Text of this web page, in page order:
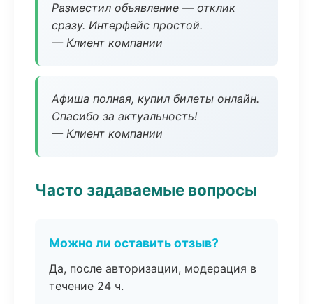
Разместил объявление — отклик
сразу. Интерфейс простой.
— Клиент компании
Афиша полная, купил билеты онлайн.
Спасибо за актуальность!
— Клиент компании
Часто задаваемые вопросы
Можно ли оставить отзыв?
Да, после авторизации, модерация в
течение 24 ч.